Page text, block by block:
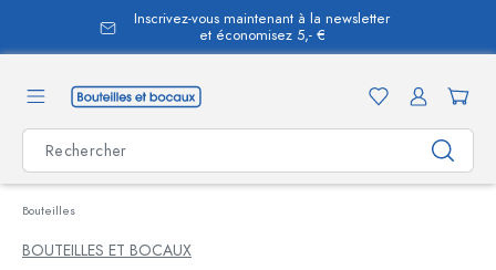
principal
Inscrivez-vous maintenant à la newsletter
et économisez 5,- €
Bouteilles
BOUTEILLES ET BOCAUX